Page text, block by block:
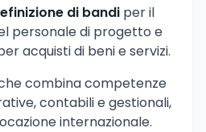
di bandi per il
personale di progetto e
acquisti di beni e servizi.
combina competenze
contabili e gestionali,
internazionale.